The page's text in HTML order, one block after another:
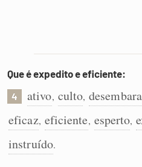
Que é expedito e eficiente:
4 ativo, culto,
eficaz, eficiente, esperto,
instruído.